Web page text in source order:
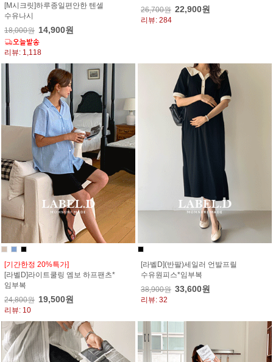
[M시크릿]하루종일편안한 텐셀
수유나시
18,000원 14,900원
리뷰: 1,118
26,700원 22,900원
리뷰: 284
[기간한정 20%특가]
[라벨D]라이트쿨링 엠보 하프팬츠*
임부복
24,800원 19,500원
리뷰: 10
[라벨D](반팔)세일러 언발프릴
수유원피스*임부복
38,900원 33,600원
리뷰: 32